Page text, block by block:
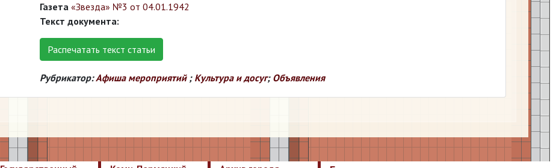
Газета «Звезда» №3 от 04.01.1942
Текст документа:
Распечатать текст статьи
Рубрикатор: Афиша мероприятий ; Культура и досуг; Объявления